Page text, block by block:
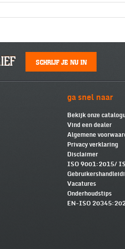
SCHRIJF JE NU IN
ga snel naar
Bekijk onze
Vind een dealer
Algemene
Privacy verklaring
Disclaimer
ISO 9001:2015/
Vacatures
Onderhoudstips
EN-ISO